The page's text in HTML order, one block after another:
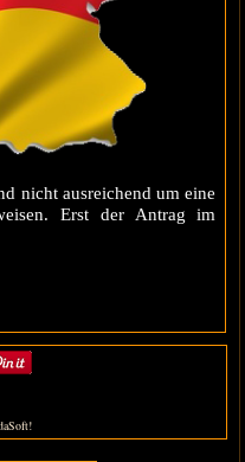
nicht ausreichend um eine
Erst der Antrag im